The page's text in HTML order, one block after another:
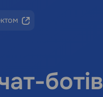
ботів